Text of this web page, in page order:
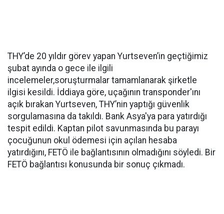
THY’de 20 yıldır görev yapan Yurtseven’in geçtiğimiz
şubat ayında o gece ile ilgili
incelemeler,soruşturmalar tamamlanarak şirketle
ilgisi kesildi. İddiaya göre, uçağının transponder'ını
açık bırakan Yurtseven, THY’nin yaptığı güvenlik
sorgulamasına da takıldı. Bank Asya'ya para yatırdığı
tespit edildi. Kaptan pilot savunmasında bu parayı
çocuğunun okul ödemesi için açılan hesaba
yatırdığını, FETÖ ile bağlantısının olmadığını söyledi. Bir
FETÖ bağlantısı konusunda bir sonuç çıkmadı.